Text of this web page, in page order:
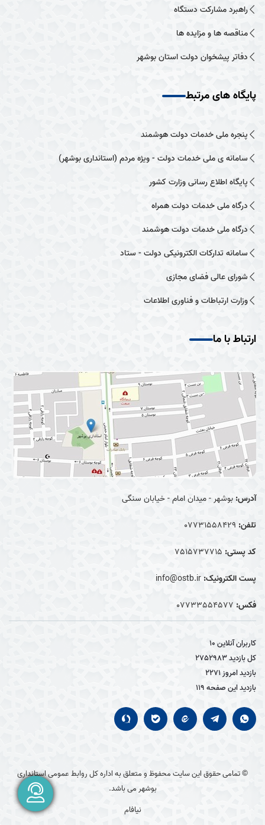
راهبرد مشارکت دستگاه
مناقصه ها و مزایده ها
دفاتر پیشخوان دولت استان بوشهر
پایگاه های مرتبط
پنجره ملی خدمات دولت هوشمند
سامانه ی ملی خدمات دولت - ویژه مردم (استانداری بوشهر)
پایگاه اطلاع رسانی وزارت کشور
درگاه ملی خدمات دولت همراه
درگاه ملی خدمات دولت هوشمند
سامانه تدارکات الکترونیکی دولت - ستاد
شورای عالی فضای مجازی
وزارت ارتباطات و فناوری اطلاعات
ارتباط با ما
آدرس: بوشهر - میدان امام - خیابان سنگی
تلفن: 07731558429
کد پستی: 7515737715
پست الکترونیک: info@ostb.ir
فکس: 07733554577
کاربران آنلاین10
کل بازدید2752983
بازدید امروز2271
بازدید این صفحه119
© تمامی حقوق این سایت محفوظ و متعلق به اداره کل روابط عمومی استانداری
بوشهر می باشد.
نیافام